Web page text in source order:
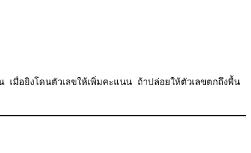
มื่อยิงโดนตัวเลขให้เพิ่มคะแนน ถ้าปล่อยให้ตัวเลขตกถึงพื้น